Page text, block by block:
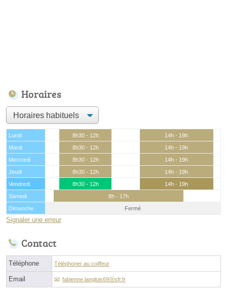
Horaires
Lundi 8h30 - 12h
14h - 19h
Mardi
8h30 - 12h
14h - 19h
Mercredi
8h30 - 12h
14h - 19h
Jeudi
8h30 - 12h
14h - 19h
Vendredi
8h30 - 12h
14h - 19h
Samedi
8h - 17h
Dimanche
Fermé
Signaler une erreur
Contact
Téléphone Téléphoner au coiffeur
Email fabienne.langlois69ⓐsfr.fr